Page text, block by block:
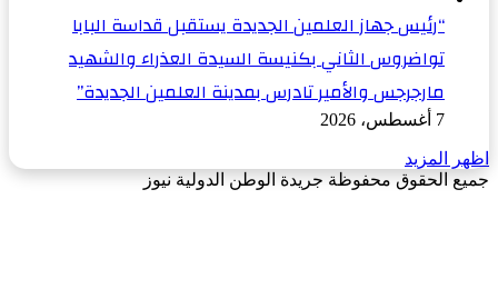
“رئيس جهاز العلمين الجديدة يستقبل قداسة البابا
تواضروس الثاني بكنيسة السيدة العذراء والشهيد
مارجرجس والأمير تادرس بمدينة العلمين الجديدة”
7 أغسطس، 2026
اظهر المزيد
جميع الحقوق محفوظة جريدة الوطن الدولية نيوز